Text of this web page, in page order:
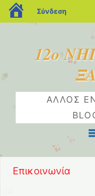
blogs.sch.gr
Σύνδεση
12ο
ΆΛΛΟΣ
Μετάβαση στο περιεχόμενο
Επικοινωνία